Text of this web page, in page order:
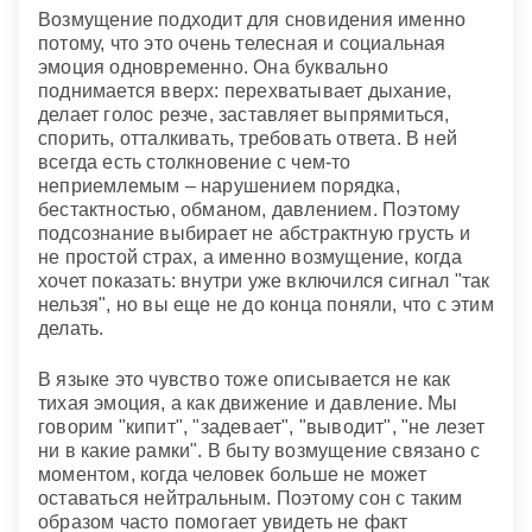
Возмущение подходит для сновидения именно
потому, что это очень телесная и социальная
эмоция одновременно. Она буквально
поднимается вверх: перехватывает дыхание,
делает голос резче, заставляет выпрямиться,
спорить, отталкивать, требовать ответа. В ней
всегда есть столкновение с чем-то
неприемлемым – нарушением порядка,
бестактностью, обманом, давлением. Поэтому
подсознание выбирает не абстрактную грусть и
не простой страх, а именно возмущение, когда
хочет показать: внутри уже включился сигнал "так
нельзя", но вы еще не до конца поняли, что с этим
делать.
В языке это чувство тоже описывается не как
тихая эмоция, а как движение и давление. Мы
говорим "кипит", "задевает", "выводит", "не лезет
ни в какие рамки". В быту возмущение связано с
моментом, когда человек больше не может
оставаться нейтральным. Поэтому сон с таким
образом часто помогает увидеть не факт